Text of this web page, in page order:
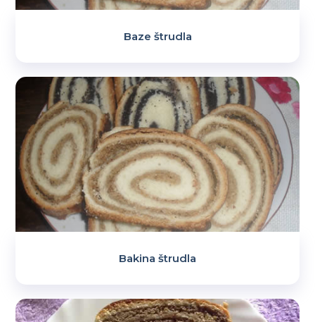
Baze štrudla
Bakina štrudla